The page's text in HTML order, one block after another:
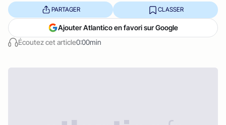
Écoutez cet article0:00min
PARTAGER CLASSER
Ajouter Atlantico en favori sur Google